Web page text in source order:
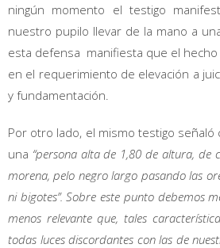
ningún momento el testigo
nuestro pupilo llevar de la mano a
esta defensa manifiesta que el
en el requerimiento de elevación a
y fundamentación.
Por otro lado, el mismo testigo
una “persona alta de 1,80 de altura, de
morena, pelo negro largo pasando las
ni bigotes”. Sobre este punto debemos
menos relevante que, tales
todas luces discordantes con las de